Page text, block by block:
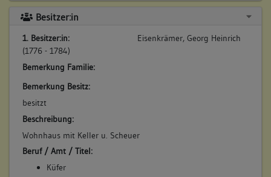
Besitzer:in
1. Besitzer:in:
(1776 - 1784)
Eisenkrämer, Georg Heinrich
Bemerkung Familie:
Bemerkung Besitz:
besitzt
Beschreibung:
Wohnhaus mit Keller u. Scheuer
Beruf / Amt / Titel:
Küfer